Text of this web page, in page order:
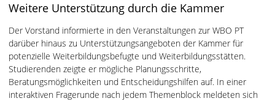
Weitere Unterstützung durch die Kammer
Der Vorstand informierte in den Veranstaltungen zur WBO PT
darüber hinaus zu Unterstützungsangeboten der Kammer für
potenzielle Weiterbildungsbefugte und Weiterbildungsstätten.
Studierenden zeigte er mögliche Planungsschritte,
Beratungsmöglichkeiten und Entscheidungshilfen auf. In einer
interaktiven Fragerunde nach jedem Themenblock meldeten sich